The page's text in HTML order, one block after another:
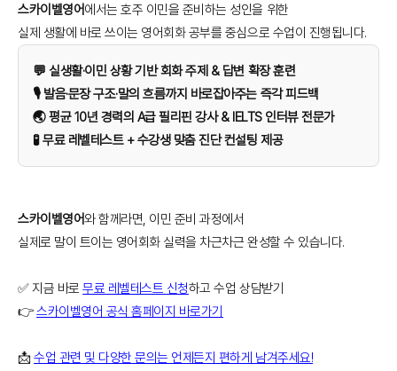
스카이벨영어에서는 호주 이민을 준비하는 성인을 위한
실제 생활에 바로 쓰이는 영어회화 공부를 중심으로 수업이 진행됩니다.
💬 실생활·이민 상황 기반 회화 주제 & 답변 확장 훈련
🎙️ 발음·문장 구조·말의 흐름까지 바로잡아주는 즉각 피드백
🌏 평균 10년 경력의 A급 필리핀 강사 & IELTS 인터뷰 전문가
🧪 무료 레벨테스트 + 수강생 맞춤 진단 컨설팅 제공
스카이벨영어와 함께라면, 이민 준비 과정에서
실제로 말이 트이는 영어회화 실력을 차근차근 완성할 수 있습니다.
✅ 지금 바로무료 레벨테스트 신청하고 수업 상담받기
👉스카이벨영어 공식 홈페이지 바로가기
📩수업 관련 및 다양한 문의는 언제든지 편하게 남겨주세요!